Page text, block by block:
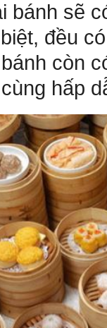
bánh sẽ
đều
còn
hấp